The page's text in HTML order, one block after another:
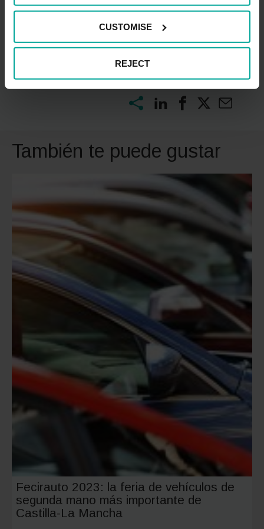
CUSTOMISE
REJECT
septiembre de 2022; ahora solo te falta escoger la que
patrimonio cultural del país.
También te puede gustar
Fecirauto 2023: la feria de vehículos de
segunda mano más importante de
Castilla-La Mancha